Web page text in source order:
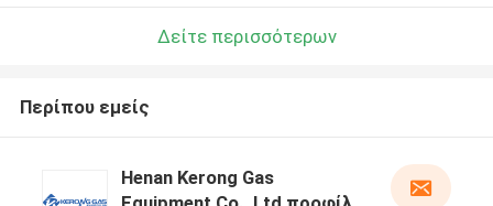
Δείτε περισσότερων
Περίπου εμείς
Henan Kerong Gas